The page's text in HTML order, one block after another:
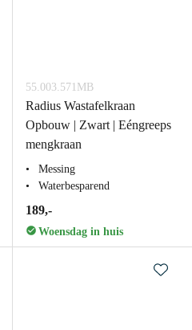
55.003.571MB
Radius Wastafelkraan
Opbouw | Zwart | Eéngreeps
mengkraan
Messing
Waterbesparend
189,-
Woensdag in huis